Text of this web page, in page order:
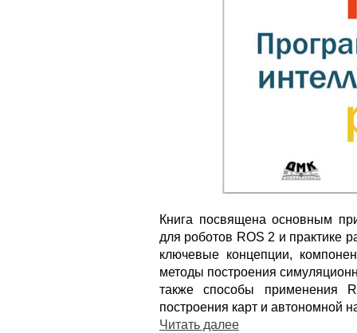
Книга посвящена основным
для роботов ROS 2 и практике
ключевые концепции,
методы построения
также способы применения
построения карт и автономной
Читать далее